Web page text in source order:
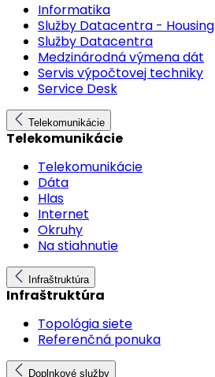
Informatika
Služby Datacentra - Housing
Služby Datacentra
Medzinárodná výmena dát
Servis výpočtovej techniky
Service Desk
Telekomunikácie
Telekomunikácie
Telekomunikácie
Dáta
Hlas
Internet
Okruhy
Na stiahnutie
Infraštruktúra
Infraštruktúra
Topológia siete
Referenčná ponuka
Doplnkové služby